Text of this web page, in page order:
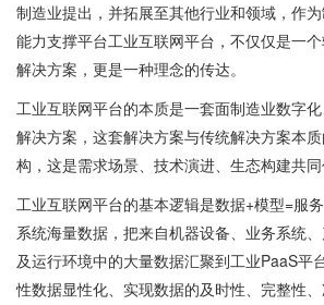
制造业提出，并拓展至其他行业和领域，作
能力支撑平台工业互联网平台，不仅仅是一
解决方案，更是一种理念的传达。
工业互联网平台的本质是一套面制造业数字
解决方案，这套解决方案与传统解决方案本
构，这是需求场景、技术演进、生态构建共同
工业互联网平台的基本逻辑是数据+模型=服
系统海量数据，把来自机器设备、业务系统
及运行环境中的大量数据汇聚到工业PaaS平
性数据显性化、实现数据的及时性、完整性、